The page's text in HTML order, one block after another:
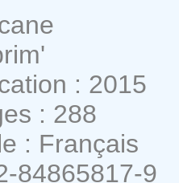
: 2015
: 288
: Français
84865817-9